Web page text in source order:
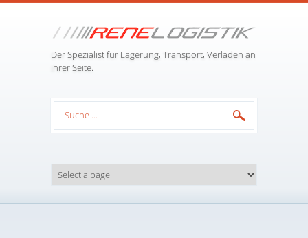
Der Spezialist für Lagerung, Transport, Verladen an
Ihrer Seite.
Suchformular